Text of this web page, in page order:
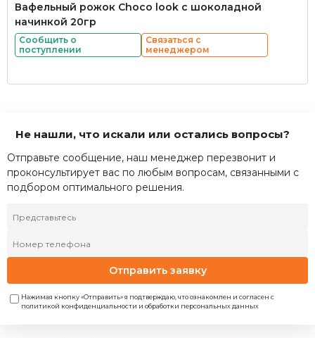
Вафельный рожок Choco look с шоколадной
начинкой 20гр
Сообщить о
поступлении
Связаться с
менеджером
Не нашли, что искали или остались вопросы?
Отправьте сообщение, наш менеджер перезвонит и
проконсультирует вас по любым вопросам, связанными с
подбором оптимального решения.
Отправить заявку
Нажимая кнопку «Отправить» я подтверждаю, что ознакомлен и согласен с
политикой конфиденциальности и обработки персональных данных